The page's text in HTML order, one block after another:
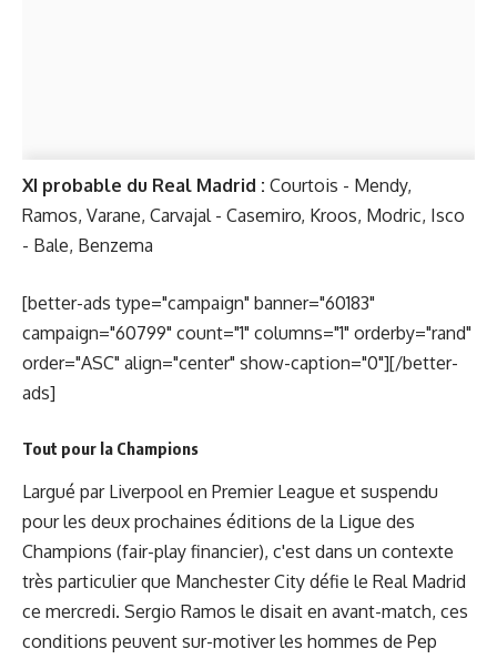
XI probable du Real Madrid : Courtois - Mendy,
Ramos, Varane, Carvajal - Casemiro, Kroos, Modric, Isco
- Bale, Benzema
[better-ads type="campaign" banner="60183"
campaign="60799" count="1" columns="1" orderby="rand"
order="ASC" align="center" show-caption="0"][/better-
ads]
Tout pour la Champions
Largué par Liverpool en Premier League et suspendu
pour les deux prochaines éditions de la Ligue des
Champions (fair-play financier), c'est dans un contexte
très particulier que Manchester City défie le Real Madrid
ce mercredi. Sergio Ramos le disait en avant-match, ces
conditions peuvent sur-motiver les hommes de Pep